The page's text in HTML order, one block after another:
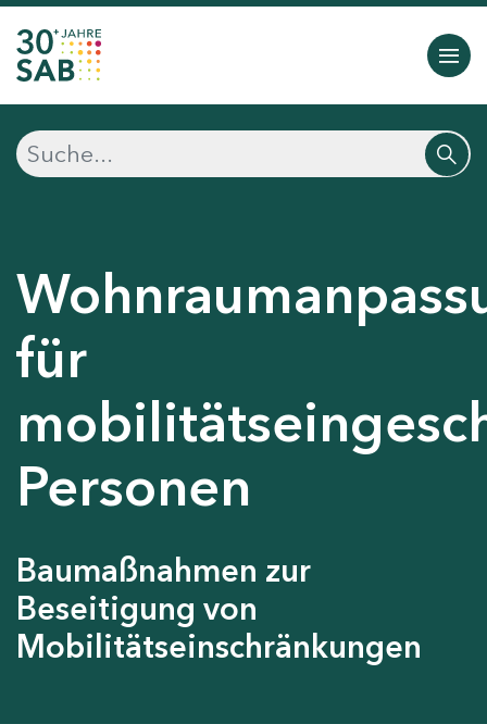
für
Personen
Baumaßnahmen zur
Beseitigung von
Mobilitätseinschränkungen